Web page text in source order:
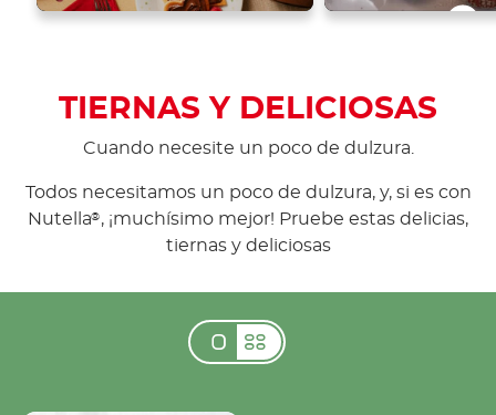
TIERNAS Y DELICIOSAS
Cuando necesite un poco de dulzura.
Todos necesitamos un poco de dulzura, y, si es con
Nutella® , ¡muchísimo mejor! Pruebe estas delicias,
tiernas y deliciosas